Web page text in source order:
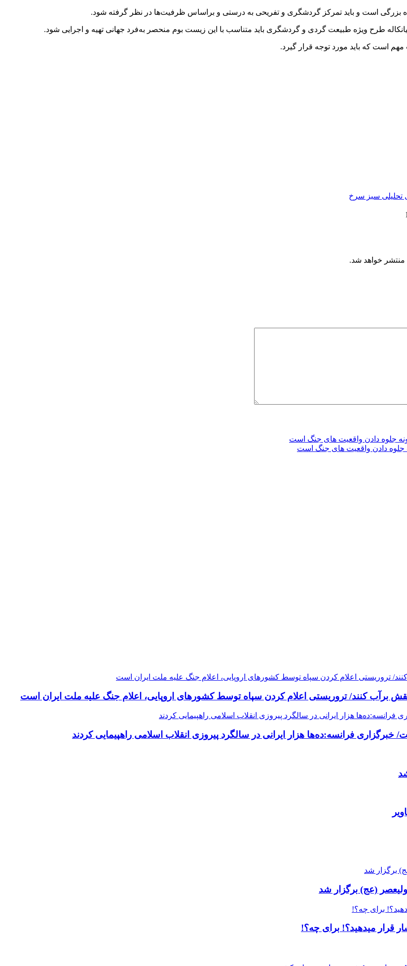
بزرگی است و باید تمرکز گردشگری و تفریحی به درستی و براساس ظرفیت‌ها در نظر گرفته شود.
طرح ویژه طبیعت گردی و گردشگری باید متناسب با این زیست بوم منحصر به‌فرد جهانی تهیه و اجرایی شود.
است که باید مورد توجه قرار گیرد.
تحلیلی سبز سرخ
خواهد شد.
جلوه دادن واقعیت های جنگ است
برآب کنند/ تروریستی اعلام کردن سپاه توسط کشورهای اروپایی، اعلام جنگ علیه ملت ایران است
(عج) برگزار شد
قرار میدهید؟! برای چه؟!